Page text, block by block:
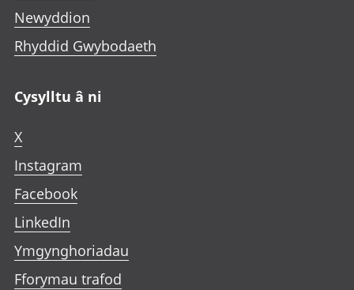
Newyddion
Rhyddid Gwybodaeth
Cysylltu â ni
X
Instagram
Facebook
LinkedIn
Ymgynghoriadau
Fforymau trafod